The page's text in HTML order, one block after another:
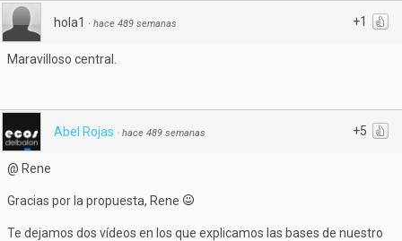
+1
hola1 · hace 489 semanas
Maravilloso central.
+5
Abel Rojas · hace 489 semanas
@ Rene
Gracias por la propuesta, Rene
Te dejamos dos vídeos en los que explicamos las bases de nuestro